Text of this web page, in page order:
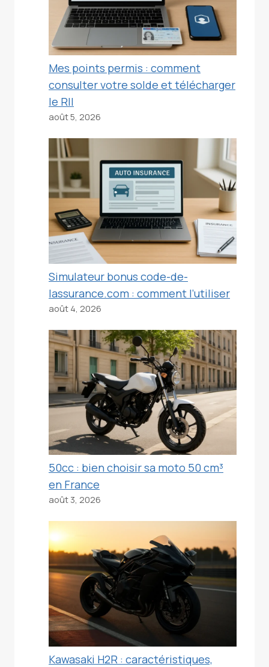
Mes points permis : comment
consulter votre solde et télécharger
le RII
août 5, 2026
Simulateur bonus code-de-
lassurance.com : comment l’utiliser
août 4, 2026
50cc : bien choisir sa moto 50 cm³
en France
août 3, 2026
Kawasaki H2R : caractéristiques,